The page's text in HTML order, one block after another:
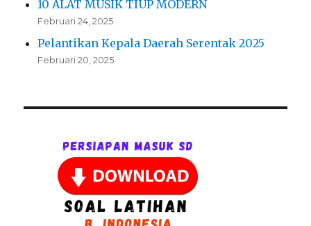
10 ALAT MUSIK TIUP MODERN
Februari 24, 2025
Pelantikan Kepala Daerah Serentak 2025
Februari 20, 2025